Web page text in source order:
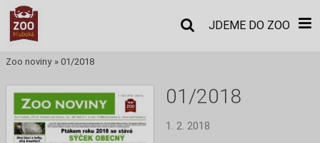
JDEME DO ZOO
Zoo noviny » 01/2018
01/2018
1. 2. 2018